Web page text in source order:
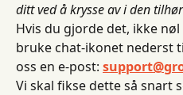
ditt ved å krysse av i den
Hvis du gjorde det, ikke
bruke chat-ikonet nederst
oss en e-post:
Vi skal fikse dette så snart